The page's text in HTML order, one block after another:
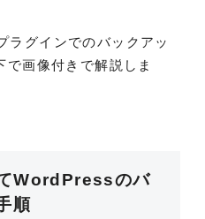
ラグインでのバックアッ
で画像付きで解説しま
WordPressのバ
順